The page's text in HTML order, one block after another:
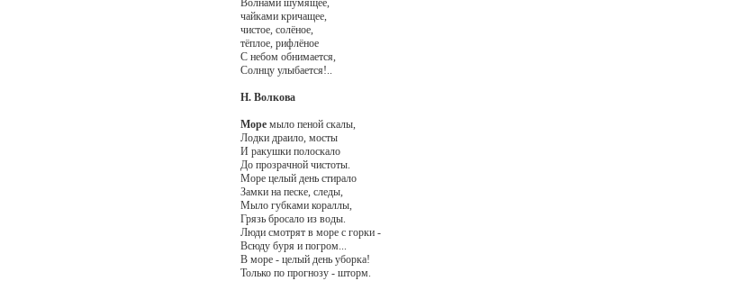
Волнами шумящее,
чайками кричащее,
чистое, солёное,
тёплое, рифлёное
С небом обнимается,
Солнцу улыбается!..
Н. Волкова
Море мыло пеной скалы,
Лодки драило, мосты
И ракушки полоскало
До прозрачной чистоты.
Море целый день стирало
Замки на песке, следы,
Мыло губками кораллы,
Грязь бросало из воды.
Люди смотрят в море с горки -
Всюду буря и погром...
В море - целый день уборка!
Только по прогнозу - шторм.